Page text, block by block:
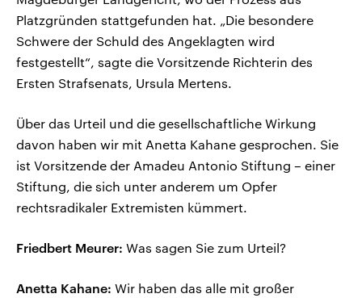
Platzgründen stattgefunden hat. „Die besondere
Schwere der Schuld des Angeklagten wird
festgestellt“, sagte die Vorsitzende Richterin des
Ersten Strafsenats, Ursula Mertens.
Über das Urteil und die gesellschaftliche Wirkung
davon haben wir mit Anetta Kahane gesprochen. Sie
ist Vorsitzende der Amadeu Antonio Stiftung – einer
Stiftung, die sich unter anderem um Opfer
rechtsradikaler Extremisten kümmert.
Friedbert Meurer: Was sagen Sie zum Urteil?
Anetta Kahane: Wir haben das alle mit großer